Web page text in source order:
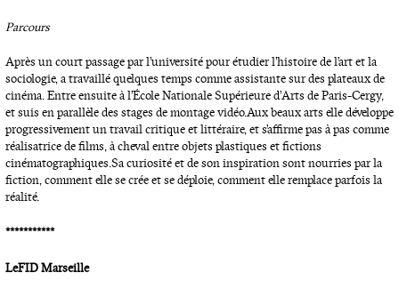
Parcours
Après un court passage par l’université pour étudier l’histoire de l’art et la
sociologie, a travaillé quelques temps comme assistante sur des plateaux de
cinéma. Entre ensuite à l’École Nationale Supérieure d’Arts de Paris-Cergy,
et suis en parallèle des stages de montage vidéo. Aux beaux arts elle développe
progressivement un travail critique et littéraire, et s’affirme pas à pas comme
réalisatrice de films, à cheval entre objets plastiques et fictions
cinématographiques. Sa curiosité et de son inspiration sont nourries par la
fiction, comment elle se crée et se déploie, comment elle remplace parfois la
réalité.
***********
Le FID Marseille